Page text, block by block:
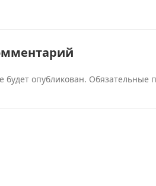
опубликован. Обязательные